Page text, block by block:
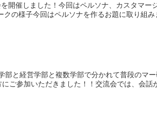
開催しました！今回はペルソナ、カスタマ
の様子今回はペルソナを作るお題に取り組み
と経営学部と複数学部で分かれて普段のマ
ご参加いただきました！！交流会では、会話